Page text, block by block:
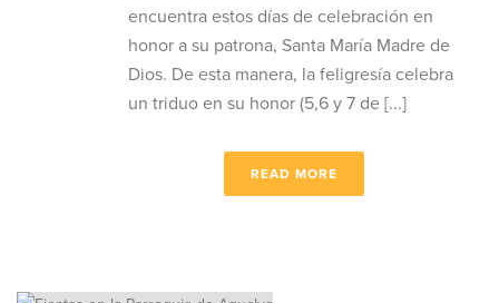
encuentra estos días de celebración en
honor a su patrona, Santa María Madre de
Dios. De esta manera, la feligresía celebra
un triduo en su honor (5,6 y 7 de [...]
READ MORE